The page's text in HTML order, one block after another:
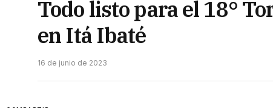
Todo listo para el 18°
en Itá Ibaté
16 de junio de 2023